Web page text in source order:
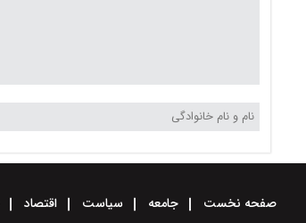
صفحه نخست جامعه سیاست اقتصاد